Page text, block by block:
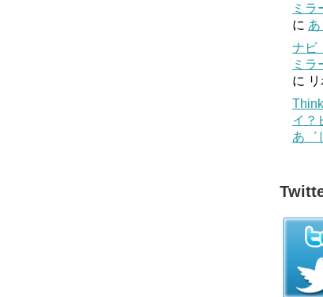
ミラ
に あ
ナビ
ミラ
に
イ？
あ゛